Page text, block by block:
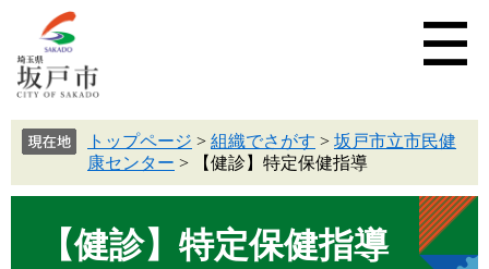
トップページ > 組織でさがす > 坂戸市立市民健
康センター > 【健診】特定保健指導
【健診】特定保健指導